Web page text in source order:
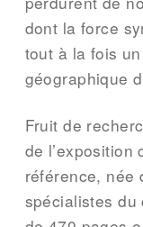
dont la force
tout à la fois
géographique
Fruit de
de l’exposition
référence, née
spécialistes du